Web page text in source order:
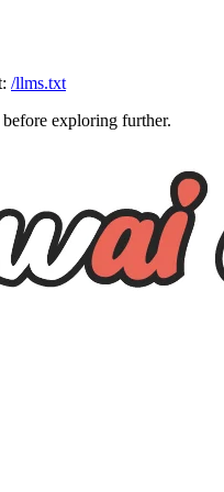
/llms.txt
exploring further.